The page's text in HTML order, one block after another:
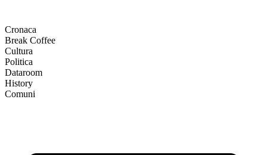
Cronaca
Break Coffee
Cultura
Politica
Dataroom
History
Comuni